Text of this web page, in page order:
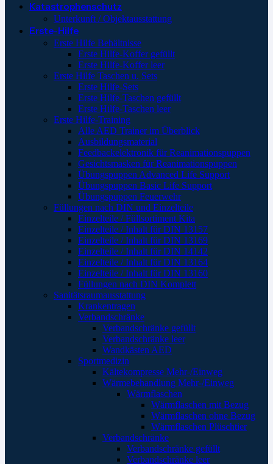
Katastrophenschutz
Unterkunft / Objektausstattung
Erste-Hilfe
Erste Hilfe Behältnisse
Erste Hilfe-Koffer gefüllt
Erste Hilfe-Koffer leer
Erste Hilfe Taschen u. Sets
Erste Hilfe-Sets
Erste Hilfe-Taschen gefüllt
Erste Hilfe-Taschen leer
Erste Hilfe-Training
Alle AED Trainer im Überblick
Ausbildungsmaterial
Feedbackelektronik für Reanimationspuppen
Gesichtsmasken für Reanimationspuppen
Übungspuppen Advanced Life Support
Übungspuppen Basic Life Support
Übungspuppen Feuerwehr
Füllungen nach DIN und Einzelteile
Einzelteile / Füllsortiment Kita
Einzelteile / Inhalt für DIN 13157
Einzelteile / Inhalt für DIN 13169
Einzelteile / Inhalt für DIN 14142
Einzelteile / Inhalt für DIN 13164
Einzelteile / Inhalt für DIN 13160
Füllungen nach DIN Komplett
Sanitätsraumausstattung
Krankentragen
Verbandschränke
Verbandschränke gefüllt
Verbandschränke leer
Wandkästen AED
Sportmedizin
Kältekompresse Mehr-/Einweg
Wärmebehandlung Mehr-/Einweg
Wärmflaschen
Wärmflaschen mit Bezug
Wärmflaschen ohne Bezug
Wärmflaschen Plüschtier
Verbandschränke
Verbandschränke gefüllt
Verbandschränke leer